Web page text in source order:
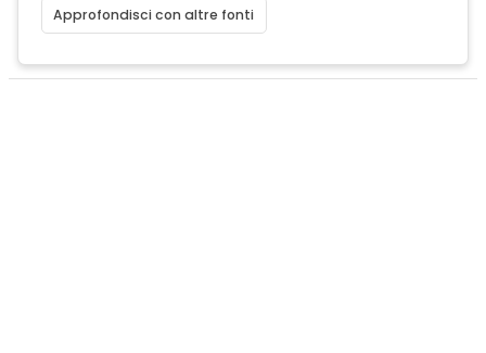
Approfondisci con altre fonti